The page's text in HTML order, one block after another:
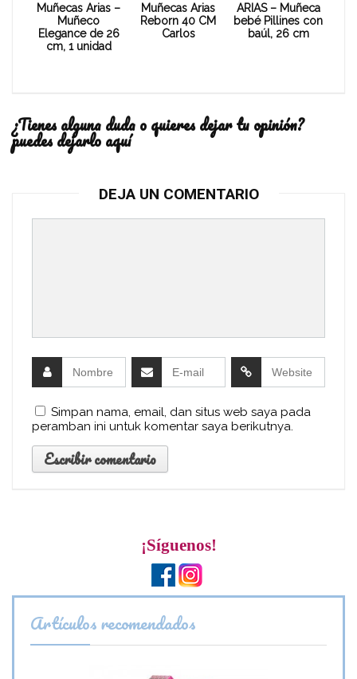
Muñecas Arias –
Muñeco
Elegance de 26
cm, 1 unidad
Muñecas Arias
Reborn 40 CM
Carlos
ARIAS – Muñeca
bebé Pillines con
baúl, 26 cm
¿Tienes alguna duda o quieres dejar tu opinión?
puedes dejarlo aquí
DEJA UN COMENTARIO
Simpan nama, email, dan situs web saya pada
peramban ini untuk komentar saya berikutnya.
¡Síguenos!
Artículos recomendados